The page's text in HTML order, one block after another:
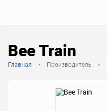
Bee Train
Главная Производитель